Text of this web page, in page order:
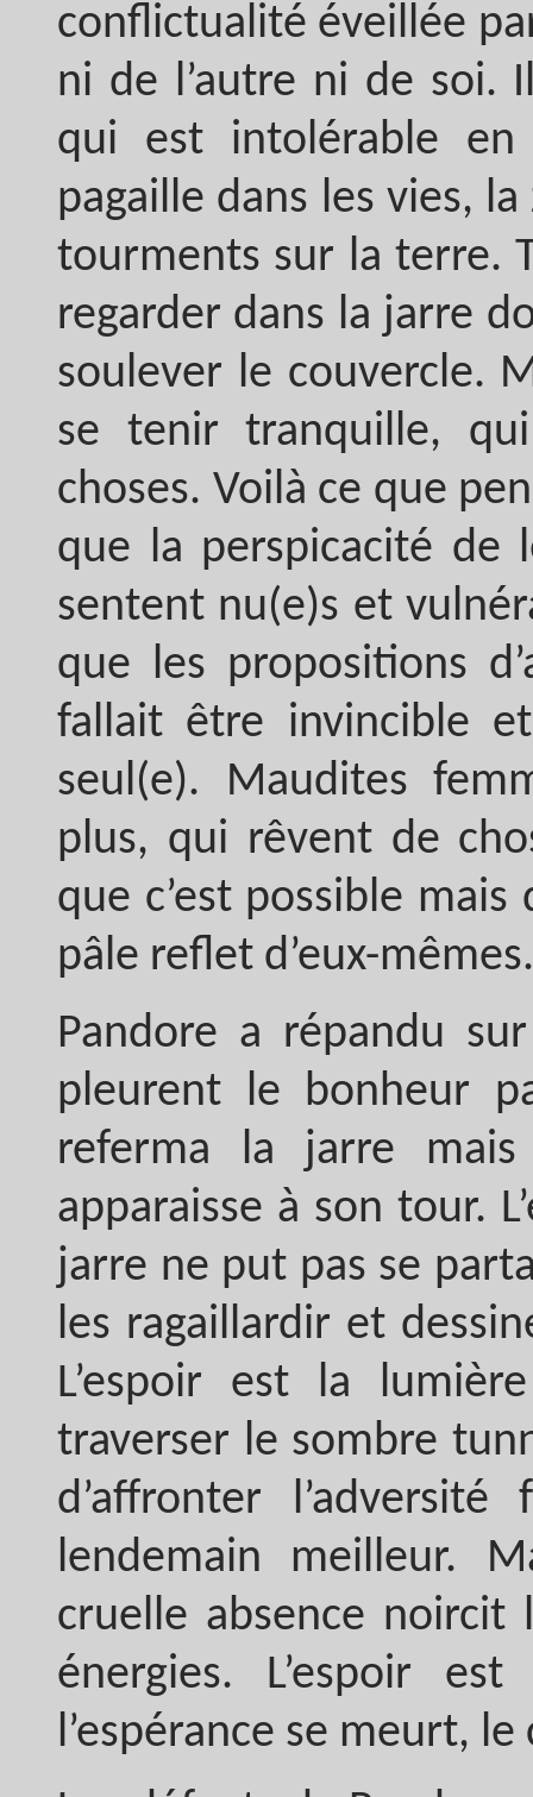
conflictualité éveillée
ni de l’autre ni de soi.
qui est intolérable
pagaille dans les vies,
tourments sur la terre.
regarder dans la jarre
soulever le couvercle.
se tenir tranquille,
choses. Voilà ce que
que la perspicacité de
sentent nu(e)s et
que les propositions
fallait être invincible
seul(e). Maudites
plus, qui rêvent de
que c’est possible
pâle reflet d’eux-mêmes.
Pandore a répandu
pleurent le bonheur
referma la jarre
apparaisse à son tour.
jarre ne put pas se
les ragaillardir et
L’espoir est la
traverser le sombre
d’affronter
lendemain meilleur.
cruelle absence
énergies. L’espoir
l’espérance se meurt,